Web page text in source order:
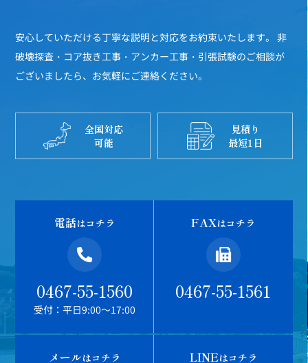
安心していただける丁寧な説明と対応をお約束いたします。
非
破壊探査・コア抜き工事・アンカー工事・引張試験のご相談が
ございましたら、お気軽にご連絡ください。
全国対応
可能
見積り
最短1日
電話はコチラ
0467-55-1560
受付：平日9:00～17:00
FAXはコチラ
0467-55-1561
メールはコチラ LINEはコチラ